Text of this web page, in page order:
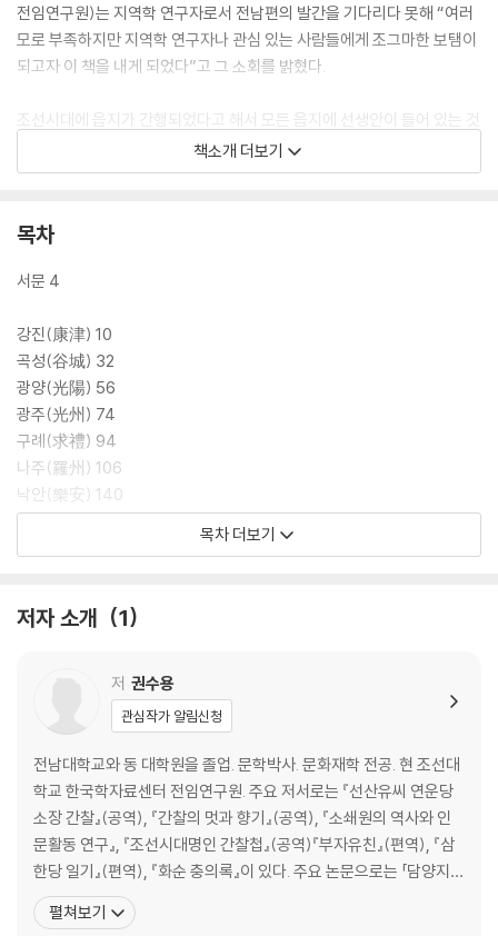
전임연구원)는 지역학 연구자로서 전남편의 발간을 기다리다 못해 “여러
모로 부족하지만 지역학 연구자나 관심 있는 사람들에게 조그마한 보탬이
되고자 이 책을 내게 되었다”고 그 소회를 밝혔다.
조선시대에 읍지가 간행되었다고 해서 모든 읍지에 선생안이 들어 있는 것
은 아니다. 또한 들어 있다고 해도 모두 완벽한 것이 아니어서 저자는 국립
중앙도서관의 읍지 자료와 서울대학교 규장각 한국학연구원의 한국학자
것이 각각 5∼10종에 이른다. 그 가운데 공통적으로 만든 것이 고종 연간
라 전라도도지 형태로 만든 것이다. 그런데 이 책에서 서술할 수령의 명단
은 1910년까지로 잡았기 때문에 될 수 있으면 후대에 나온 것이 필요했다
고 한다. 이것이 일제강점기인 1920년대 무렵에 간행된 군지를 저본으로
삼은 이유이다. 저자의 바람대로 이 책이 지역학 연구에 유용하고 편리한
자료로 활용되기를 바란다.
책소개 더보기
목차
서문 4
강진(康津) 10
곡성(谷城) 32
광양(光陽) 56
광주(光州) 74
구례(求禮) 94
나주(羅州) 106
낙안(樂安) 140
남평(南平) 158
무안(務安) 232
순천(順天) 268
영광(靈光) 296
영암(靈巖) 318
옥과(玉果) 338
장성(長城) 354
장흥(長興) 370
진도(珍島) 396
창평(昌平) 420
함평(咸平) 432
해남(海南) 452
목차 더보기
저자 소개 1
저 권수용
관심작가 알림신청
전남대학교와 동 대학원을 졸업. 문학박사. 문화재학 전공. 현 조선대
학교 한국학자료센터 전임연구원. 주요 저서로는 『선산유씨 연운당
소장 간찰』(공역), 『간찰의 멋과 향기』(공역), 『소쇄원의 역사와 인
문활동 연구』, 『조선시대명인 간찰첩』(공역)『부자유친』(편역), 『삼
한당 일기』(편역), 『화순 충의록』이 있다. 주요 논문으로는 「담양지역
학구당의 역사와 그 의미」, 「창평학구당의 인적 구성과 운영 형태」, 「1
6세기 호남 무등산권 원림문화」, 「광주 풍영정의 문화사적 의의」, 「광
펼쳐보기